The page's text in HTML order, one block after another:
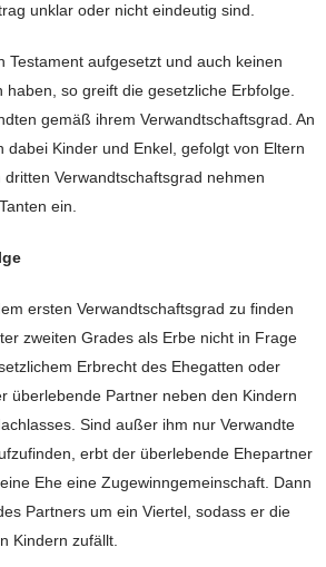
unklar oder nicht eindeutig sind.
Testament aufgesetzt und auch keinen
haben, so greift die gesetzliche Erbfolge.
gemäß ihrem Verwandtschaftsgrad. An
dabei Kinder und Enkel, gefolgt von Eltern
Verwandtschaftsgrad nehmen
ein.
ersten Verwandtschaftsgrad zu finden
zweiten Grades als Erbe nicht in Frage
Erbrecht des Ehegatten oder
überlebende Partner neben den Kindern
Sind außer ihm nur Verwandte
erbt der überlebende Ehepartner
Ehe eine Zugewinngemeinschaft. Dann
Partners um ein Viertel, sodass er die
Kindern zufällt.